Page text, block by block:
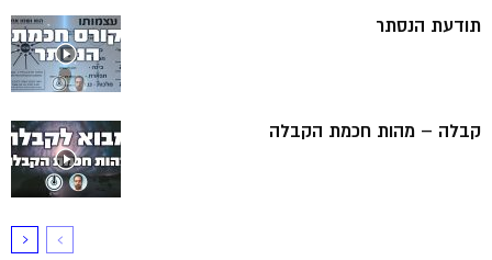
תודעת הנסתר
קבלה – מהות חכמת הקבלה